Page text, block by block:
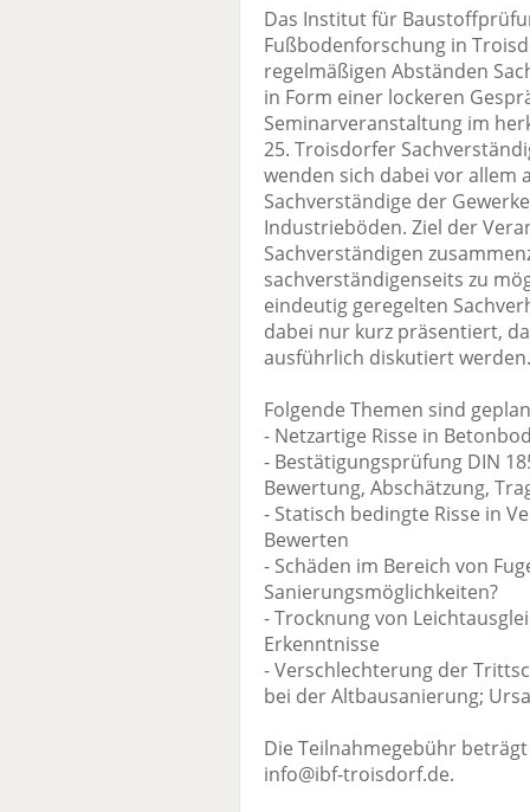
Das Institut für
Fußbodenforschung in
regelmäßigen Abständen
in Form einer lockeren
Seminarveranstaltung im
25. Troisdorfer
wenden sich dabei vor
Sachverständige der
Industrieböden. Ziel der
Sachverständigen
sachverständigenseits zu
eindeutig geregelten
dabei nur kurz präsentiert,
ausführlich diskutiert werden.
Folgende Themen sind
- Netzartige Risse in
- Bestätigungsprüfung DIN
Bewertung, Abschätzung,
- Statisch bedingte Risse in
Bewerten
- Schäden im Bereich von
Sanierungsmöglichkeiten?
- Trocknung von
Erkenntnisse
- Verschlechterung der
bei der Altbausanierung;
Die Teilnahmegebühr
info@ibf-troisdorf.de.